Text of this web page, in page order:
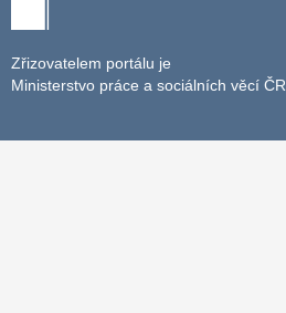
Zřizovatelem portálu je
Ministerstvo práce a sociálních věcí ČR